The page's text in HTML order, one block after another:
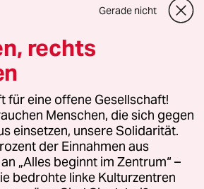
Vertriebs GmbH
rechtlichen Fragen oder für Genehmigungen
lizenzen@taz.de
Kommune-Richtlinien
Gerade nicht
rechts
für eine offene Gesellschaft!
Menschen, die sich gegen
einsetzen, unsere Solidarität.
der Einnahmen aus
„Alles beginnt im Zentrum“ –
bedrohte linke Kulturzentren